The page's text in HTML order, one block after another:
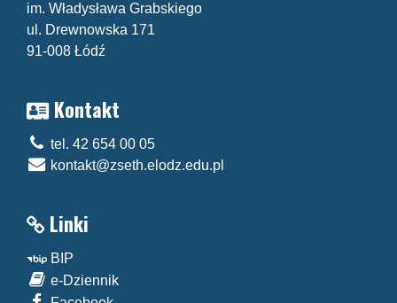
im. Władysława Grabskiego
ul. Drewnowska 171
91-008 Łódź
Kontakt
tel. 42 654 00 05
kontakt@zseth.elodz.edu.pl
Linki
BIP
e-Dziennik